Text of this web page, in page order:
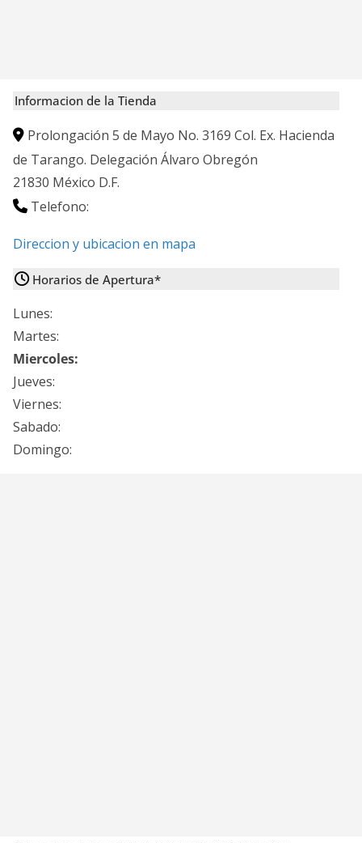
Informacion de la Tienda
Prolongación 5 de Mayo No. 3169 Col. Ex. Hacienda
de Tarango. Delegación Álvaro Obregón
21830 México D.F.
Telefono:
Direccion y ubicacion en mapa
Horarios de Apertura*
Lunes:
Martes:
Miercoles:
Jueves:
Viernes:
Sabado:
Domingo: